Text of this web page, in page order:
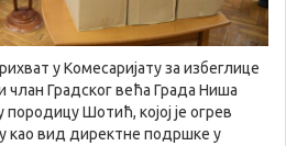
у Комесаријату за избеглице
члан Градског већа Града Ниша
Шотић, којој је огрев
као вид директне подршке у